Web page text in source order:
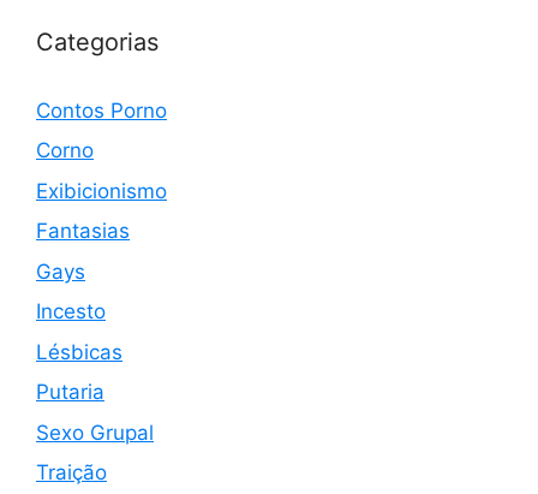
Categorias
Contos Porno
Corno
Exibicionismo
Fantasias
Gays
Incesto
Lésbicas
Putaria
Sexo Grupal
Traição